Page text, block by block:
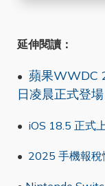
延伸閱讀：
• 蘋果WWDC
日凌晨正式登
• iOS 18.5 正式
• 2025 手機報稅